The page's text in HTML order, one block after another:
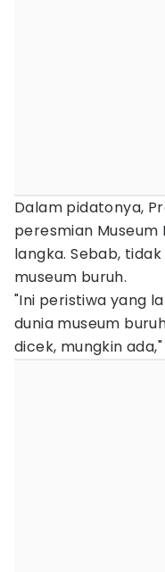
Dalam pidatonya,
peresmian
langka. Sebab,
museum buruh.
"Ini peristiwa yang
dunia museum
dicek, mungkin